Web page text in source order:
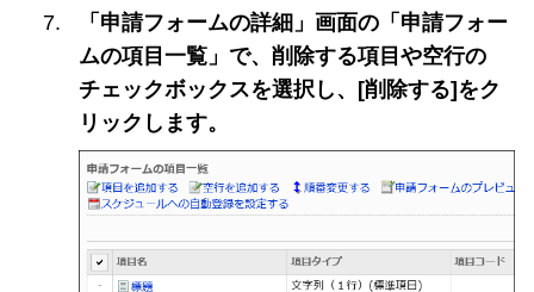
「申請フォームの詳細」画面の「申請フォー
ムの項目一覧」で、削除する項目や空行の
チェックボックスを選択し、[削除する]をク
リックします。